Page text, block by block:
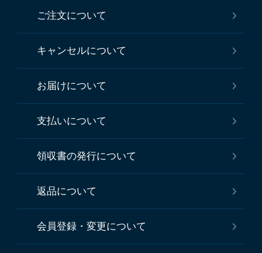
ご注文について
キャンセルについて
お届けについて
支払いについて
領収書の発行について
返品について
会員登録・変更について